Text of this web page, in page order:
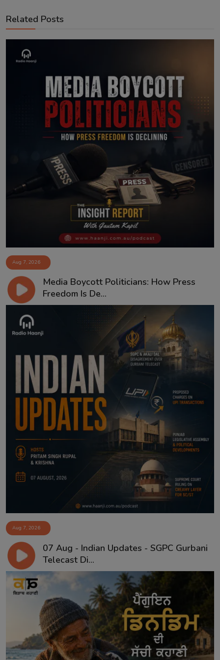
Related Posts
Aug 7, 2026
Media Boycott Politicians: How Press
Freedom Is De...
Aug 7, 2026
07 Aug - Indian Updates - SGPC Gurbani
Telecast Di...